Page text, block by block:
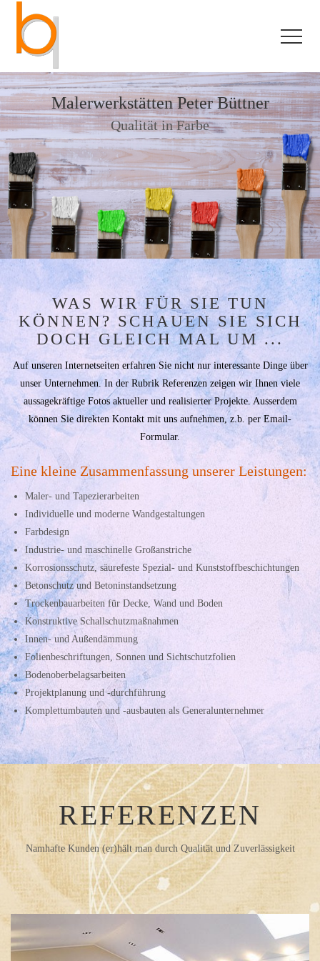
Malerwerkstätten Peter Büttner
Qualität in Farbe
WAS WIR FÜR SIE TUN
KÖNNEN? SCHAUEN SIE SICH
DOCH GLEICH MAL UM ...
Auf unseren Internetseiten erfahren Sie nicht nur interessante Dinge über
unser Unternehmen. In der Rubrik Referenzen zeigen wir Ihnen viele
aussagekräftige Fotos aktueller und realisierter Projekte. Ausserdem
können Sie direkten Kontakt mit uns aufnehmen, z.b. per Email-
Formular.
Eine kleine Zusammenfassung unserer Leistungen:
Maler- und Tapezierarbeiten
Individuelle und moderne Wandgestaltungen
Farbdesign
Industrie- und maschinelle Großanstriche
Korrosionsschutz, säurefeste Spezial- und Kunststoffbeschichtungen
Betonschutz und Betoninstandsetzung
Trockenbauarbeiten für Decke, Wand und Boden
Konstruktive Schallschutzmaßnahmen
Innen- und Außendämmung
Folienbeschriftungen, Sonnen und Sichtschutzfolien
Bodenoberbelagsarbeiten
Projektplanung und -durchführung
Komplettumbauten und -ausbauten als Generalunternehmer
REFERENZEN
Namhafte Kunden (er)hält man durch Qualität und Zuverlässigkeit